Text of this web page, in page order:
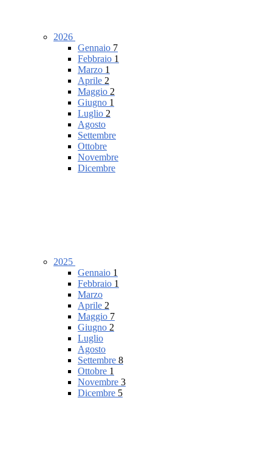
2026
Gennaio 7
Febbraio 1
Marzo 1
Aprile 2
Maggio 2
Giugno 1
Luglio 2
Agosto
Settembre
Ottobre
Novembre
Dicembre
2025
Gennaio 1
Febbraio 1
Marzo
Aprile 2
Maggio 7
Giugno 2
Luglio
Agosto
Settembre 8
Ottobre 1
Novembre 3
Dicembre 5